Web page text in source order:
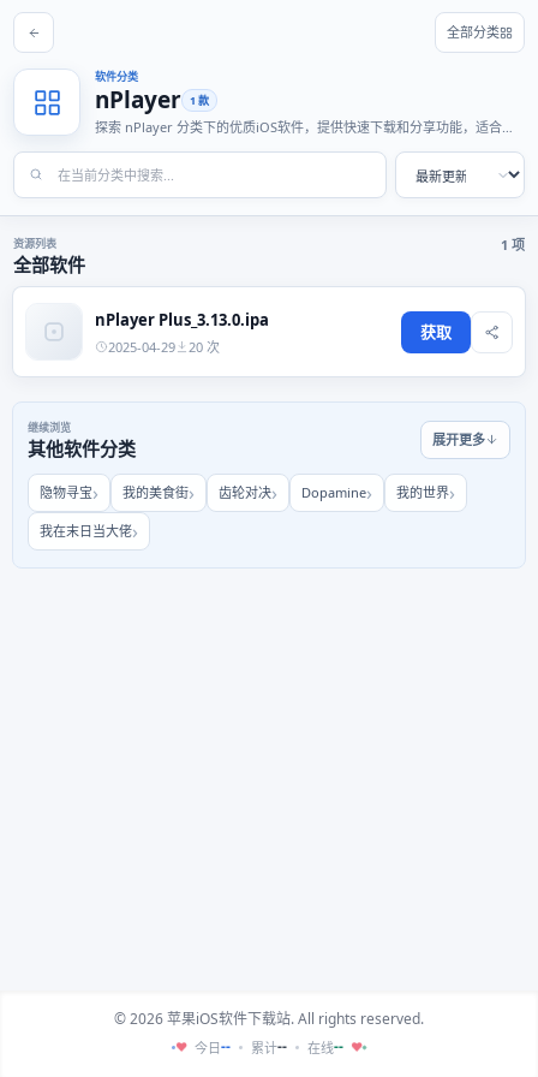
全部分类
软件分类
nPlayer 1 款
探索 nPlayer 分类下的优质iOS软件，提供快速下载和分享功能，适合各
资源列表
全部软件
1 项
nPlayer Plus_3.13.0.ipa
2025-04-29 20 次
获取
继续浏览
其他软件分类 展开更多
隐物寻宝 我的美食街 齿轮对决 Dopamine 我的世界
我在末日当大佬
© 2026 苹果iOS软件下载站. All rights reserved.
♥ 今日-- 累计-- 在线-- ♥